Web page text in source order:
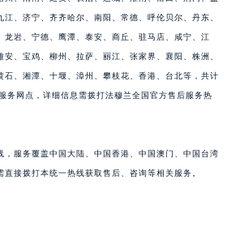
、济宁、齐齐哈尔、南阳、常德、呼伦贝尔、丹东、
岩、宁德、鹰潭、泰安、商丘、驻马店、咸宁、江
、宝鸡、柳州、拉萨、丽江、张家界、襄阳、株洲、
石、湘潭、十堰、漳州、攀枝花、香港、台北等，共计
务网点，详细信息需拨打法穆兰全国官方售后服务热
，服务覆盖中国大陆、中国香港、中国澳门、中国台湾
接拨打本统一热线获取售后、咨询等相关服务。